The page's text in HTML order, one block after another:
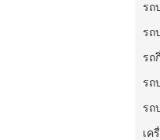
รถ
รถ
รถ
รถ
รถ
เค